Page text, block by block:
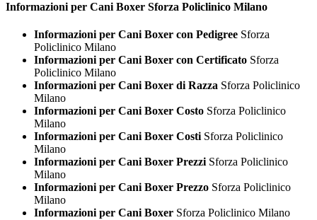
Informazioni per Cani Boxer Sforza Policlinico Milano
Informazioni per Cani Boxer con Pedigree Sforza
Policlinico Milano
Informazioni per Cani Boxer con Certificato Sforza
Policlinico Milano
Informazioni per Cani Boxer di Razza Sforza Policlinico
Milano
Informazioni per Cani Boxer Costo Sforza Policlinico
Milano
Informazioni per Cani Boxer CostiSforza Policlinico
Milano
Informazioni per Cani Boxer PrezziSforza Policlinico
Milano
Informazioni per Cani Boxer Prezzo Sforza Policlinico
Milano
Informazioni per Cani Boxer Sforza Policlinico Milano